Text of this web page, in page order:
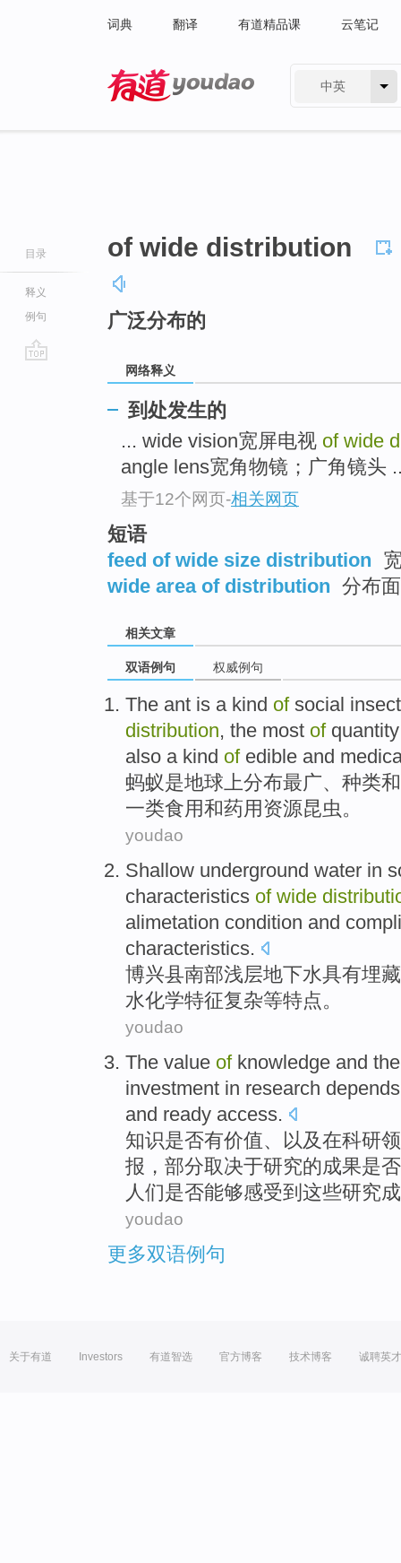
词典 翻译 有道精品课 云笔记
中英
目录
释义
例句
of wide distribution
广泛分布的
网络释义
到处发生的
... wide vision宽屏电视 of wide
angle lens宽角物镜；广角镜头
基于12个网页-相关网页
短语
feed of wide size distribution
wide area of distribution 分布
相关文章
双语例句 权威例句
The ant is a kind of social insect
distribution, the most of quantity
also a kind of edible and
蚂蚁是地球上分布最广、 种类和
一类食用和药用 资源昆虫。
youdao
Shallow underground water in
characteristics of wide
alimetation condition and
characteristics.
博兴县南部浅层地下水具有埋藏
水化学特征复杂等特点。
youdao
The value of knowledge and the
investment in research depends
and ready access.
知识是否有价值、 以及在科研
报 ， 部分取决于研究的成果是
人们是否能够感受到这些研究
youdao
更多双语例句
关于有道 Investors 有道智选 官方博客 技术博客 诚聘英才